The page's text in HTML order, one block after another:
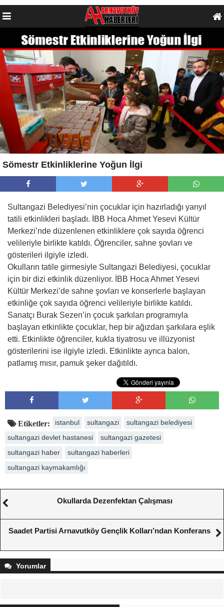
Sömestr Etkinliklerine Yoğun İlgi
Sultangazi Belediyesi’nin çocuklar için hazırladığı yarıyıl
tatili etkinlikleri başladı. İBB Hoca Ahmet Yesevi Kültür
Merkezi’nde düzenlenen etkinliklere çok sayıda öğrenci
velileriyle birlikte katıldı. Öğrenciler, sahne şovları ve
gösterileri ilgiyle izledi.
Okulların tatile girmesiyle Sultangazi Belediyesi, çocuklar
için bir dizi etkinlik düzenliyor. İBB Hoca Ahmet Yesevi
Kültür Merkezi’de sahne şovları ve konserlerle başlayan
etkinliğe çok sayıda öğrenci velileriyle birlikte katıldı.
Sanatçı Burak Sezen’in çocuk şarkıları programıyla
başlayan etkinlikte çocuklar, hep bir ağızdan şarkılara eşlik
etti. Etkinlikte öğrenciler, kukla tiyatrosu ve illüzyonist
gösterilerini ise ilgiyle izledi. Etkinlikte ayrıca balon,
patlamış mısır, pamuk şeker dağıtıldı.
Etiketler: istanbul sultangazi
sultangazi belediyesi
sultangazi devlet hastanesi
sultangazi gazetesi
sultangazi haber
sultangazi haberleri
sultangazi kaymakamlığı
Okullarda Dezenfektan Çalışması
Saadet Partisi Arnavutköy Gençlik Kolları’ndan Konferans
Yorumlar